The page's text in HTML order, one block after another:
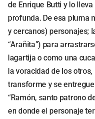
de Enrique Butti y lo
profunda. De esa pluma
y cercanos) personajes;
“Arañita”) para
lagartija o como una
la voracidad de los
transforme y se
“Ramón, santo patrono
en donde el personaje